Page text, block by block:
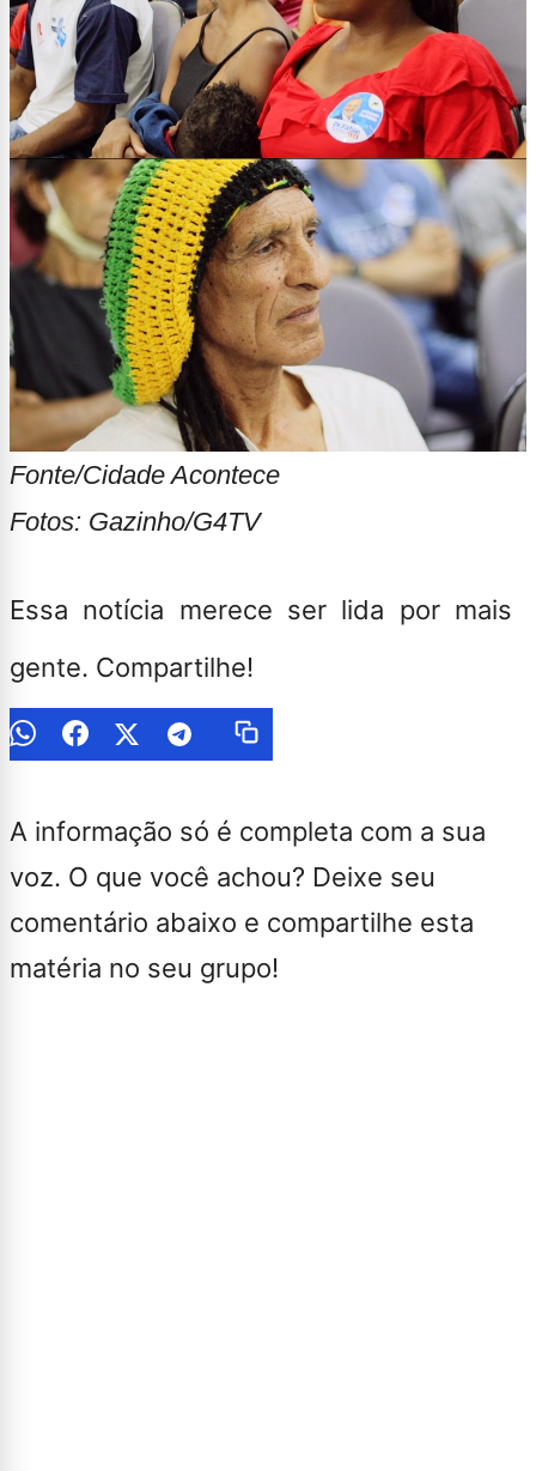
Fonte/Cidade Acontece
Fotos: Gazinho/G4TV
Essa notícia merece ser lida por mais
gente. Compartilhe!
A informação só é completa com a sua
voz. O que você achou? Deixe seu
comentário abaixo e compartilhe esta
matéria no seu grupo!